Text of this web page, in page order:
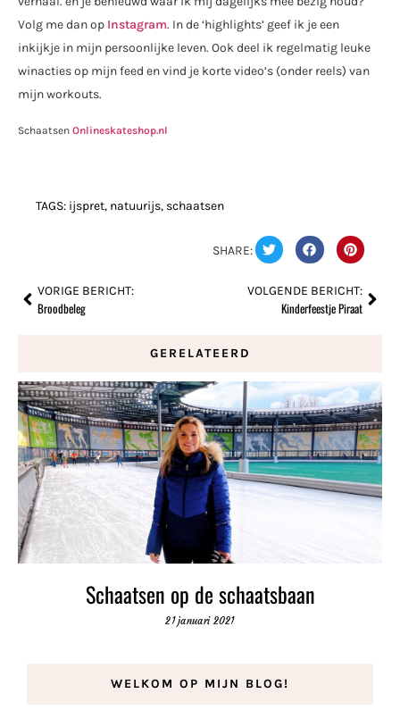
Volg me dan op Instagram. In de ‘highlights’ geef ik je een
inkijkje in mijn persoonlijke leven. Ook deel ik regelmatig leuke
winacties op mijn feed en vind je korte video’s (onder reels) van
mijn workouts.
Schaatsen Onlineskateshop.nl
TAGS: ijspret, natuurijs, schaatsen
SHARE:
VORIGE BERICHT:
Broodbeleg
VOLGENDE BERICHT:
Kinderfeestje Piraat
GERELATEERD
Schaatsen op de schaatsbaan
21 januari 2021
WELKOM OP MIJN BLOG!